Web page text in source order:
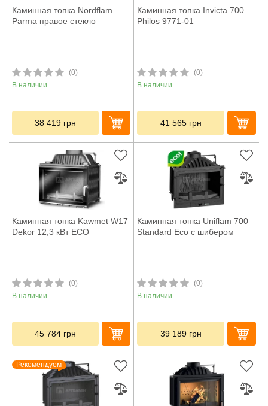
Каминная топка Nordflam
Parma правое стекло
(0)
В наличии
38 419 грн
Каминная топка Invicta 700
Philos 9771-01
(0)
В наличии
41 565 грн
Каминная топка Kawmet W17
Dekor 12,3 кВт ECO
(0)
В наличии
45 784 грн
Каминная топка Uniflam 700
Standard Eco с шибером
(0)
В наличии
39 189 грн
Рекомендуем